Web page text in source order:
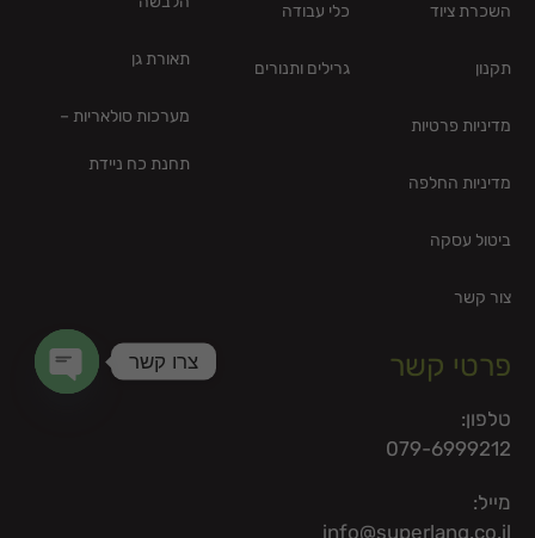
השכרת ציוד
תקנון
מדיניות פרטיות
מדיניות החלפה
ביטול עסקה
צור קשר
כלי עבודה
גרילים ותנורים תאורת גן
מערכות סולאריות –
תחנת כח ניידת
פרטי קשר
טלפון:
079-6999212
מייל:
info@superlang.co.il
צרו קשר